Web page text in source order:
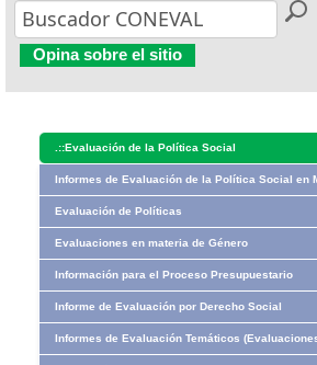
Opina sobre el sitio
.::Evaluación de la Política Social
Informes de Evaluación de la Política Social en
Evaluación de Políticas
Evaluaciones en materia de Género
Información para el Proceso Presupuestario
Informe de Evaluación por Derecho Social
Informes de Evaluación Temáticos